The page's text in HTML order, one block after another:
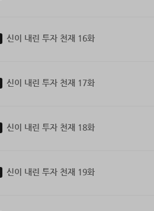
신이 내린 투자 천재 16화
신이 내린 투자 천재 17화
신이 내린 투자 천재 18화
신이 내린 투자 천재 19화